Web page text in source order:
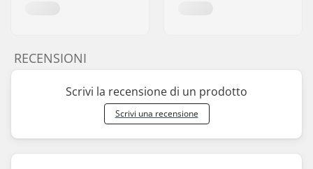
RECENSIONI
Scrivi la recensione di un prodotto
Scrivi una recensione